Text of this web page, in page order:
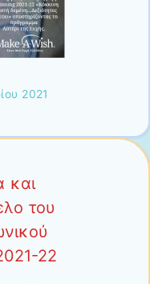
2021
και
του
22